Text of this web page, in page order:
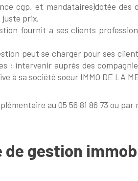
cgp, et mandataires)dotée
prix.
fournit a ses clients
peut se charger pour ses
intervenir auprès des
à sa société soeur IMMO DE LA
au 05 56 81 86 73 ou
de gestion